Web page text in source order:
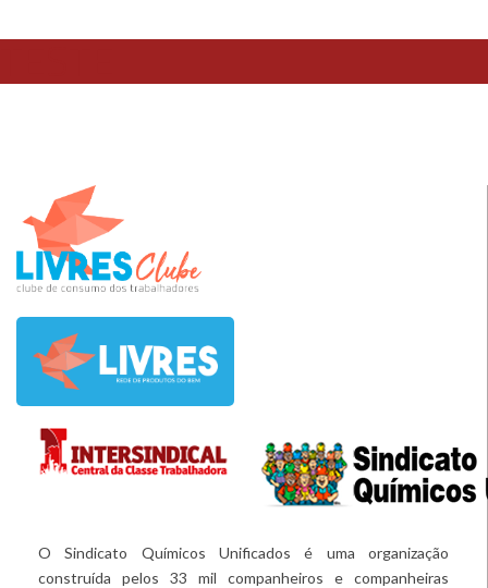
TESTE
O Sindicato Químicos Unificados é uma organização
construída pelos 33 mil companheiros e companheiras